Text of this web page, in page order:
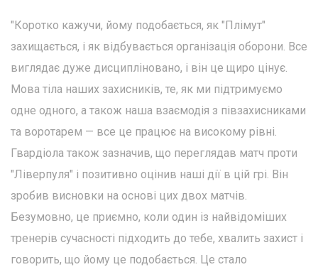
"Коротко кажучи, йому подобається, як "Плімут"
захищається, і як відбувається організація оборони. Все
виглядає дуже дисципліновано, і він це щиро цінує.
Мова тіла наших захисників, те, як ми підтримуємо
одне одного, а також наша взаємодія з півзахисниками
та воротарем — все це працює на високому рівні.
Гвардіола також зазначив, що переглядав матч проти
"Ліверпуля" і позитивно оцінив наші дії в цій грі. Він
зробив висновки на основі цих двох матчів.
Безумовно, це приємно, коли один із найвідоміших
тренерів сучасності підходить до тебе, хвалить захист і
говорить, що йому це подобається. Це стало